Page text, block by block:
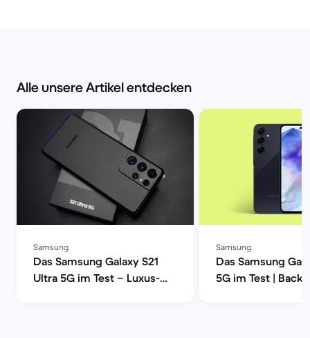
Alle unsere Artikel entdecken
Samsung
Das Samsung Galaxy S21
Ultra 5G im Test – Luxus-
Samsung
Das Samsung
5G im Test | Back